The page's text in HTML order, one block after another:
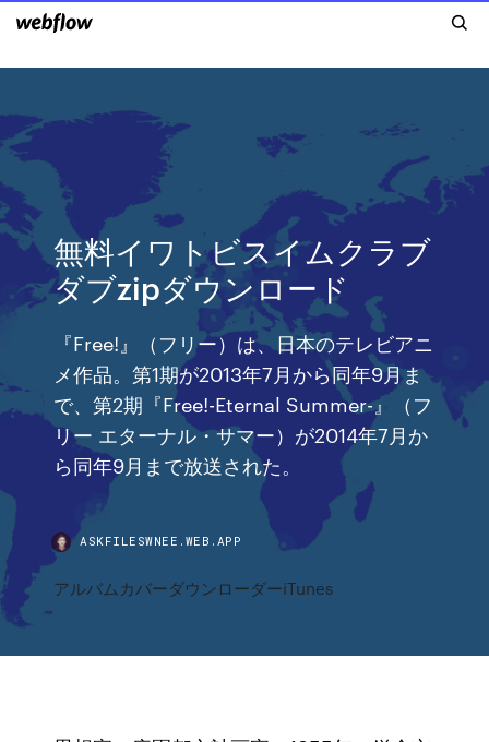
無料イワトビスイムクラブ
ダブzipダウンロード
『Free!』（フリー）は、日本のテレビアニ
メ作品。第1期が2013年7月から同年9月ま
で、第2期『Free!-Eternal Summer-』（フ
リー エターナル・サマー）が2014年7月か
ら同年9月まで放送された。
ASKFILESWNEE.WEB.APP
アルバムカバーダウンローダーiTunes